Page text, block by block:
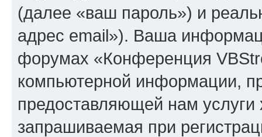
(далее «ваш пароль») и
адрес email»). Ваша
форумах «Конференция
компьютерной информации,
предоставляющей нам
запрашиваемая при